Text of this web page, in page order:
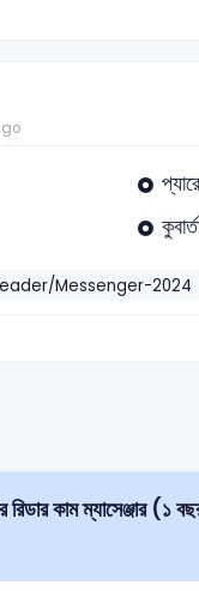
Messenger-2024